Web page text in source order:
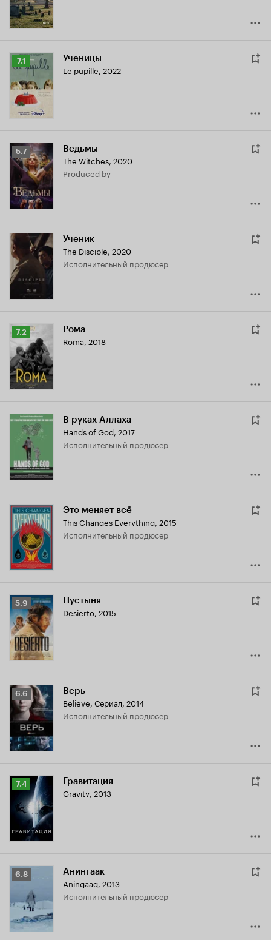
Рейтинг
Кинопоиска
7.1
7.1 Ученицы
Le pupille, 2022
Рейтинг
Кинопоиска
5.7
5.7 Ведьмы
The Witches, 2020
produced by
Ученик
The Disciple, 2020
исполнительный продюсер
Рейтинг
Кинопоиска
7.2
7.2 Рома
Roma, 2018
В руках Аллаха
Hands of God, 2017
исполнительный продюсер
Это меняет всё
This Changes Everything, 2015
исполнительный продюсер
Рейтинг
Кинопоиска
5.9
5.9 Пустыня
Desierto, 2015
Рейтинг
Кинопоиска
6.6
6.6 Верь
Believe, Сериал, 2014
исполнительный продюсер
Рейтинг
Кинопоиска
7.4
7.4 Гравитация
Gravity, 2013
Рейтинг
6.8
6.8 Анингаак
Aningaaq, 2013
исполнительный продюсер